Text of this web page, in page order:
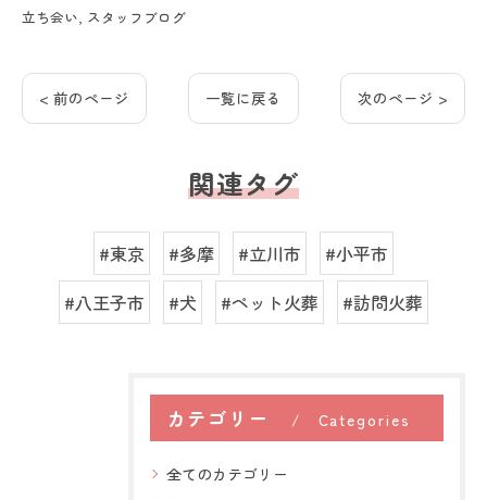
立ち会い スタッフブログ
< 前のページ 一覧に戻る 次のページ >
関連タグ
#東京 #多摩 #立川市
#小平市
#八王子市
#犬 #ペット火葬 #訪問火葬
カテゴリー Categories
全てのカテゴリー